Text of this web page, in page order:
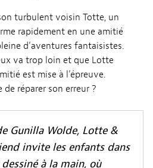
turbulent voisin Totte, un
rapidement en une amitié
d’aventures fantaisistes.
va trop loin et que Lotte
est mise à l’épreuve.
réparer son erreur ?
Gunilla Wolde, Lotte &
invite les enfants dans
à la main, où